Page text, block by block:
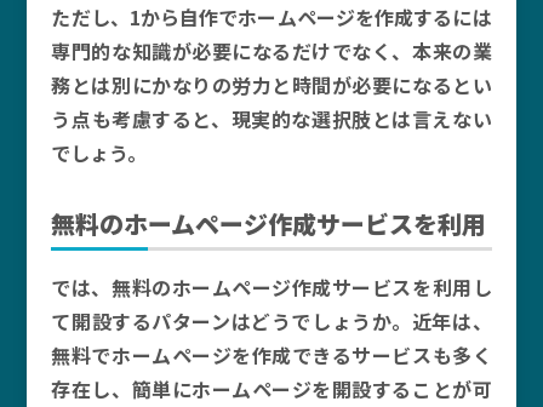
ただし、1から自作でホームページを作成するには
専門的な知識が必要になるだけでなく、本来の業
務とは別にかなりの労力と時間が必要になるとい
う点も考慮すると、現実的な選択肢とは言えない
でしょう。
無料のホームページ作成サービスを利用
では、無料のホームページ作成サービスを利用し
て開設するパターンはどうでしょうか。近年は、
無料でホームページを作成できるサービスも多く
存在し、簡単にホームページを開設することが可